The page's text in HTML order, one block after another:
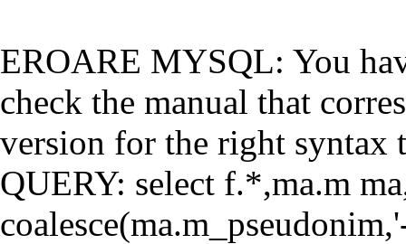
EROARE MYSQL: You
check the manual that
version for the right syntax
QUERY: select f.*,ma.m